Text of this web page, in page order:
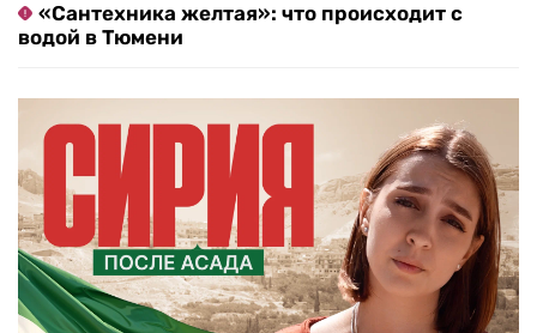
«Сантехника желтая»: что происходит с
водой в Тюмени